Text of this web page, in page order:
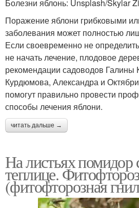
Болезни яблонь: Unsplash/Skylar
Поражение яблони грибковыми
заболевания может полностью
Если своевременно не
не начать лечение, плодовое
рекомендации садоводов Галины
Курдюмова, Александра и
помогут правильно провести
способы лечения яблони.
читать дальше →
На листьях помидор
теплице.
(фитофторозная